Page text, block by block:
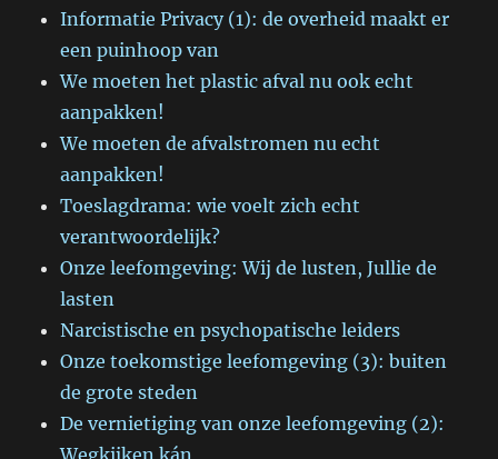
Informatie Privacy (1): de overheid maakt er
een puinhoop van
We moeten het plastic afval nu ook echt
aanpakken!
We moeten de afvalstromen nu echt
aanpakken!
Toeslagdrama: wie voelt zich echt
verantwoordelijk?
Onze leefomgeving: Wij de lusten, Jullie de
lasten
Narcistische en psychopatische leiders
Onze toekomstige leefomgeving (3): buiten
de grote steden
De vernietiging van onze leefomgeving (2):
Wegkijken kán